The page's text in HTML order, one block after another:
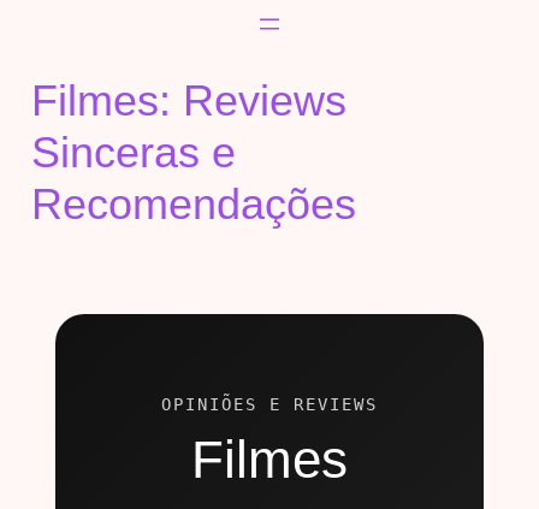
Filmes: Reviews
Sinceras e
Recomendações
OPINIÕES E REVIEWS
Filmes